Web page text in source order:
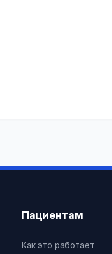
Пациентам
Как это работает